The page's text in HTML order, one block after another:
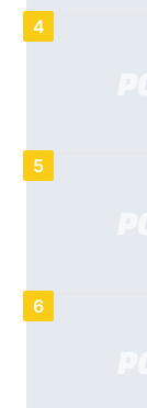
4
5
6